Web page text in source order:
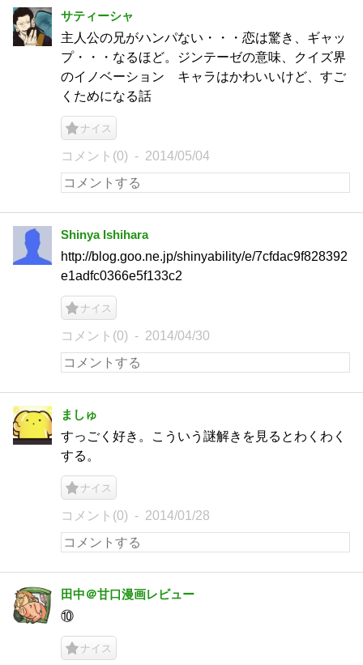
サティーシャ
主人公の兄がハンパない・・・恋は驚き、ギャッ
プ・・・なるほど。ジンテーゼの意味、クイズ界
のイノベーション キャラはかわいいけど、すご
くためになる話
ナイス
コメント(0) 2014/05/04
Shinya Ishihara
http://blog.goo.ne.jp/shinyability/e/7cfdac9f828392
e1adfc0366e5f133c2
ナイス
コメント(0) 2014/04/30
ましゅ
すっごく好き。こういう謎解きを見るとわくわく
する。
ナイス
コメント(0) 2014/01/28
田中＠甘口漫画レビュー
⑩
ナイス